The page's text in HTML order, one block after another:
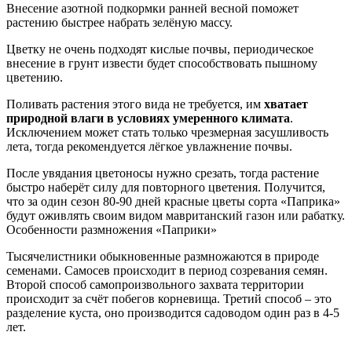
Внесение азотной подкормки ранней весной поможет
растению быстрее набрать зелёную массу.
Цветку не очень подходят кислые почвы, периодическое
внесение в грунт извести будет способствовать пышному
цветению.
Поливать растения этого вида не требуется, им хватает
природной влаги в условиях умеренного климата.
Исключением может стать только чрезмерная засушливость
лета, тогда рекомендуется лёгкое увлажнение почвы.
После увядания цветоносы нужно срезать, тогда растение
быстро наберёт силу для повторного цветения. Получится,
что за один сезон 80-90 дней красные цветы сорта «Паприка»
будут оживлять своим видом мавританский газон или рабатку.
Особенности размножения «Паприки»
Тысячелистники обыкновенные размножаются в природе
семенами. Самосев происходит в период созревания семян.
Второй способ самопроизвольного захвата территории
происходит за счёт побегов корневища. Третий способ – это
разделение куста, оно производится садоводом один раз в 4-5
лет.